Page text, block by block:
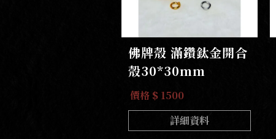
佛牌殼 滿鑽鈦金開合
殼30*30mm
價格 $ 1500
詳細資料